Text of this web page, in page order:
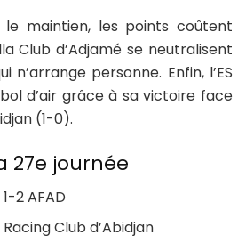
maintien, les points coûtent
Club d’Adjamé se neutralisent
personne. Enfin, l’ES
d’air grâce à sa victoire face
(1-0).
27e journée
2 AFAD
Club d’Abidjan